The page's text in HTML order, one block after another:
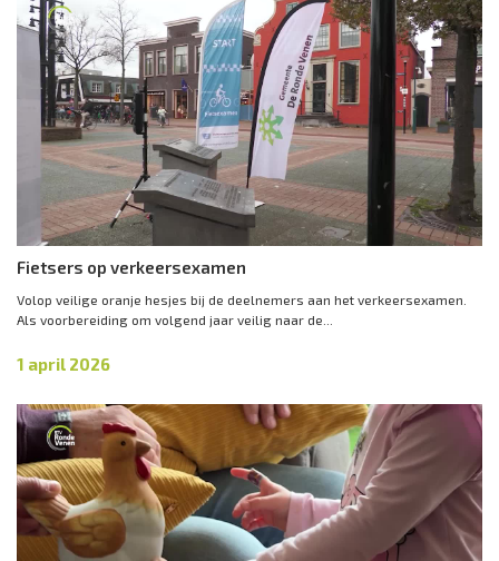
Fietsers op verkeersexamen
Volop veilige oranje hesjes bij de deelnemers aan het verkeersexamen.
Als voorbereiding om volgend jaar veilig naar de...
1 april 2026